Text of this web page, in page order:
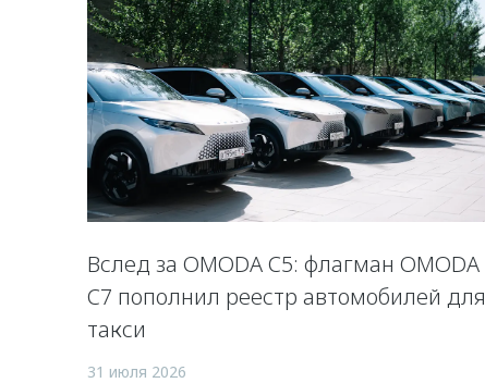
Вслед за OMODA C5: флагман OMODA
C7 пополнил реестр автомобилей для
такси
31 июля 2026